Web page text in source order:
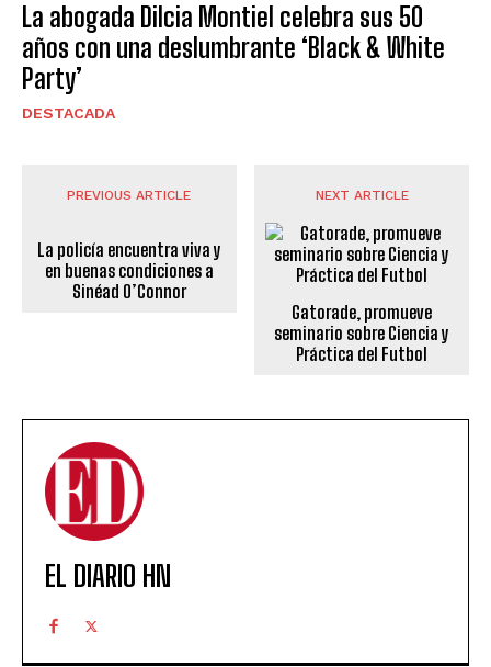
La abogada Dilcia Montiel celebra sus 50
años con una deslumbrante ‘Black & White
Party’
DESTACADA
PREVIOUS ARTICLE
La policía encuentra viva y
en buenas condiciones a
Sinéad O’Connor
NEXT ARTICLE
Gatorade, promueve
seminario sobre Ciencia y
Práctica del Futbol
EL DIARIO HN